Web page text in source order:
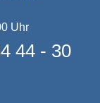
Uhr
44 - 30